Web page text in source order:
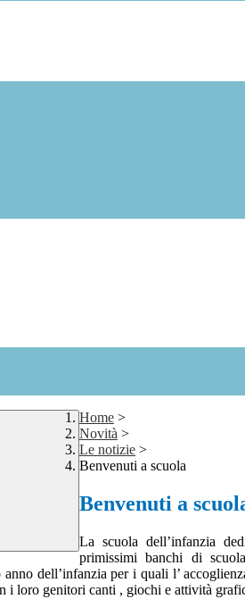
Home >
Novità >
Le notizie >
Benvenuti a scuola
Benvenuti a
La scuola dell’infanzia
primissimi banchi di
dell’infanzia per i quali l’
i loro genitori canti , giochi e attività